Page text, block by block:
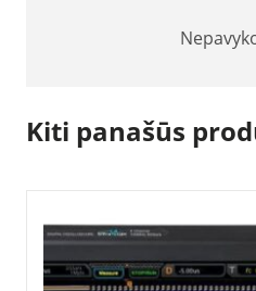
Kiti panašūs